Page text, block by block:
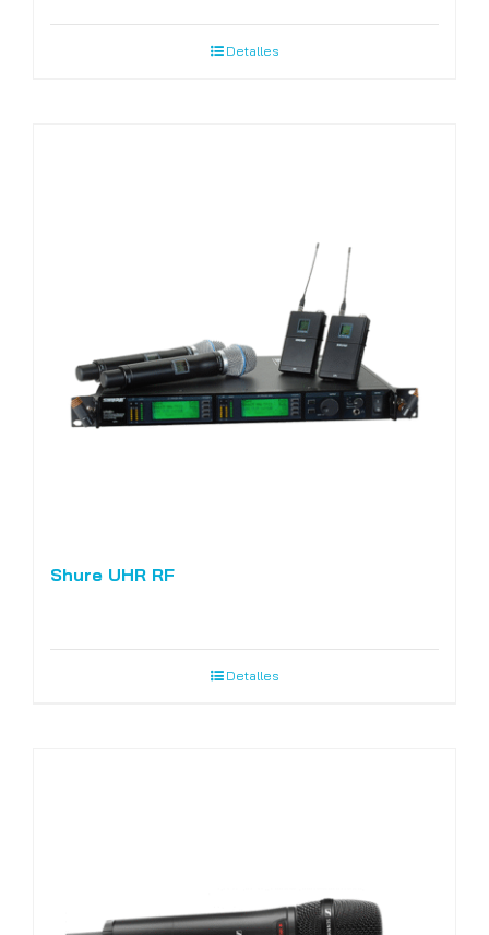
Detalles
Shure UHR RF
Detalles